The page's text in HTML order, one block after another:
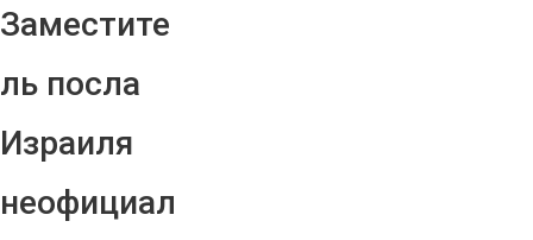
Заместите
ль посла
Израиля
неофициал